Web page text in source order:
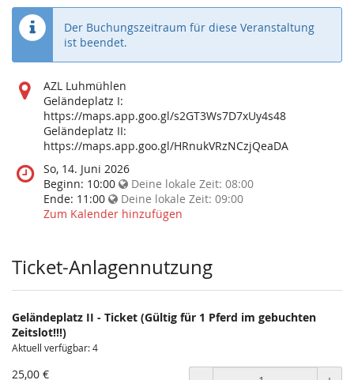
Der Buchungszeitraum für diese Veranstaltung
ist beendet.
Wo
findet
diese
Veranstaltung
statt?
AZL Luhmühlen
Geländeplatz I:
https://maps.app.goo.gl/s2GT3Ws7D7xUy4s48
Geländeplatz II:
https://maps.app.goo.gl/HRnukVRzNCzjQeaDA
Wann
findet
diese
Veranstaltung
So, 14. Juni 2026
Beginn: 10:00 Deine lokale Zeit: 08:00
Ende: 11:00 Deine lokale Zeit: 09:00
Zum Kalender hinzufügen
Ticket-Anlagennutzung
Geländeplatz II - Ticket (Gültig für 1 Pferd im gebuchten
Zeitslot!!!)
Aktuell verfügbar: 4
25,00 €